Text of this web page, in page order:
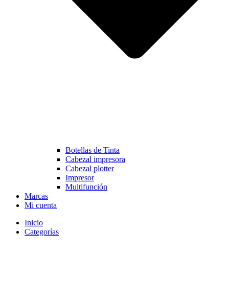
Botellas de Tinta
Cabezal impresora
Cabezal plotter
Impresor
Multifunción
Marcas
Mi cuenta
Inicio
Categorías